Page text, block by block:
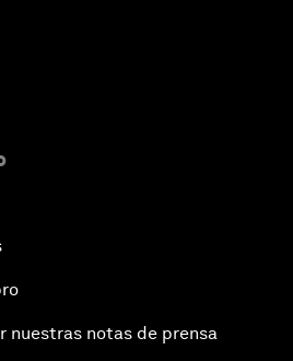
nuestras notas de prensa